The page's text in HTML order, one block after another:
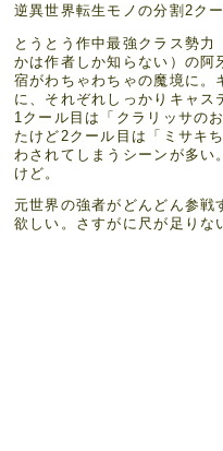
逆異世界転生モノの分割2ク
とうとう作中最強クラス勢力
かは作者しか知らない）の阿
宿がわちゃわちゃの魔境に。
に、それぞれしっかりキャス
1クール目は「クラリッサの
たけど2クール目は「ミサキ
わされてしまうシーンが多い
けど。
元世界の強者がどんどん参戦
欲しい。さすがに尺が足りな